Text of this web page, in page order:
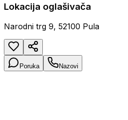
Lokacija oglašivača
Narodni trg 9, 52100 Pula
Poruka Nazovi